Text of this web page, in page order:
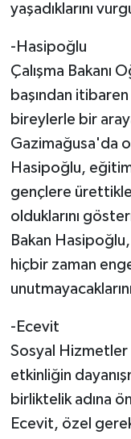
yaşadıklarını
-Hasipoğlu
Çalışma Bakanı
başından
bireylerle bir
Gazimağusa'da
Hasipoğlu,
gençlere
olduklarını
Bakan
hiçbir zaman
-Ecevit
Sosyal
etkinliğin
birliktelik adına
Ecevit, özel